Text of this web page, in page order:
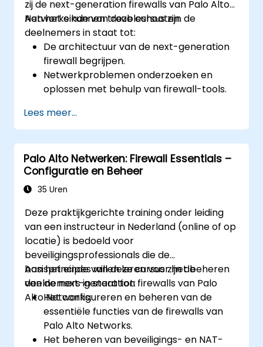
zij de next-generation firewalls van Palo Alto
Networks kunnen troubleshooten.
Aan het einde van deze cursus zijn de
deelnemers in staat tot:
De architectuur van de next-generation
firewall begrijpen.
Netwerkproblemen onderzoeken en
oplossen met behulp van firewall-tools.
realistische situaties op te lossen.
Lees meer...
Palo Alto Netwerken: Firewall Essentials –
Configuratie en Beheer
35 Uren
Deze praktijkgerichte training onder leiding
van een instructeur in Nederland (online of op
locatie) is bedoeld voor
beveiligingsprofessionals die de
basisprincipes willen leren voor het beheren
van de next-generation firewalls van Palo
Alto Networks.
Aan het einde van deze cursus zijn de
deelnemers in staat tot:
Het configureren en beheren van de
essentiële functies van de firewalls van
Palo Alto Networks.
Het beheren van beveiligings- en NAT-